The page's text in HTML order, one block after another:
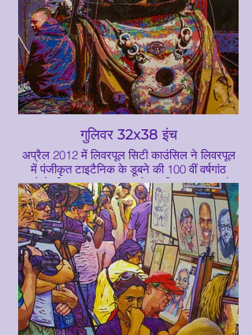
गुलिवर 32x38 इंच
अप्रैल 2012 में लिवरपूल सिटी काउंसिल ने लिवरपूल
में पंजीकृत टाइटैनिक के डूबने की 100 वीं वर्षगांठ
मनाने के लिए एक शानदार आयोजन किया। 22 अप्रैल
के सप्ताहांत में, हजारों लोगों ने लिवरपूल में एक पचास
फुट लंबा विशाल डाइविंग सूट पहने हुए और अपने पोते
के साथ एक विशाल काले कुत्ते को देखने के लिए जुटे।
उस सप्ताहांत की घटनाओं ने मुझे
&#39;गुलिवर&#39; पेंट करने के लिए प्रेरित किया